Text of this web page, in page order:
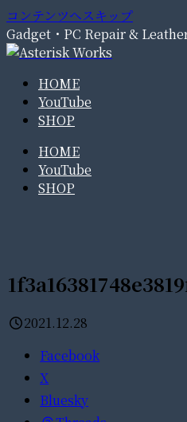
コンテンツへスキップ
Gadget・PC Repair &
HOME
YouTube
SHOP
HOME
YouTube
SHOP
2021.12.28
Facebook
X
Bluesky